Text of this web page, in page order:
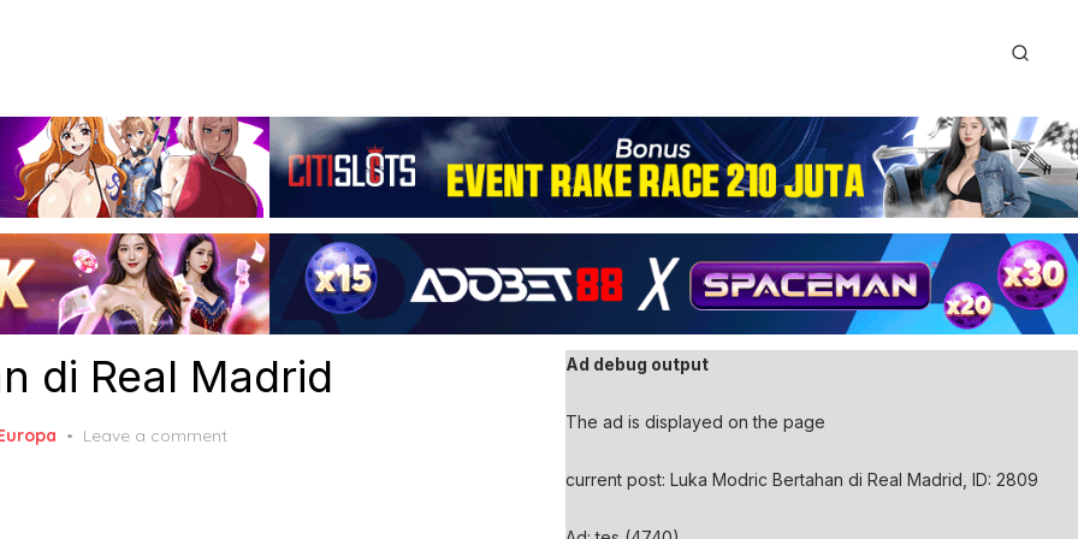
di Real Madrid
Leave a comment
Ad debug output
The ad is displayed on the page
current post: Luka Modric Bertahan di Real Madrid, ID: 2809